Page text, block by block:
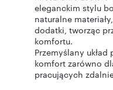
eleganckim stylu
naturalne
dodatki, tworząc
komfortu.
Przemyślany
komfort zarówno
pracujących